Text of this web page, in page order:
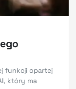
funkcji opartej
który ma